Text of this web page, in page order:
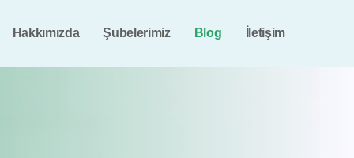
Hakkımızda Şubelerimiz Blog İletişim